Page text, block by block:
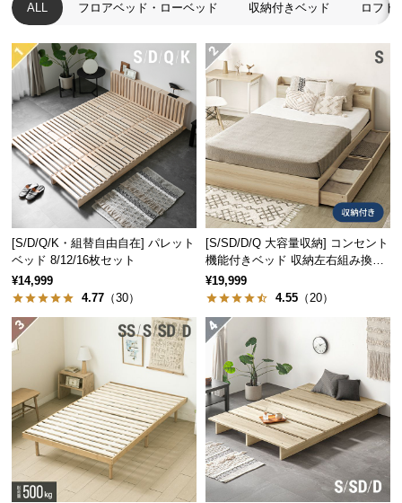
品・
キ
ャ
ン
セ
ル
に
つ
て
保
証
に
会
員
約
ALL フロアベッド・ローベッド 収納付きベッド ロフト
[S/D/Q/K・組替自由自在] パレット
ベッド 8/12/16枚セット
¥14,999
4.77 （30）
[S/SD/D/Q 大容量収納] コンセント
機能付きベッド 収納左右組み換え
可能
¥19,999
4.55 （20）